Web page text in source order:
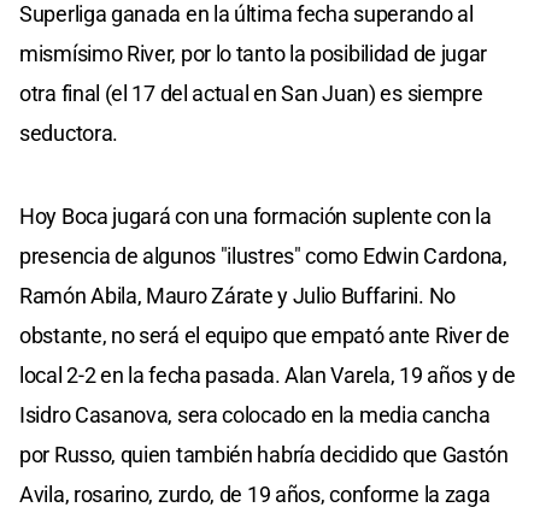
Superliga ganada en la última fecha superando al
mismísimo River, por lo tanto la posibilidad de jugar
otra final (el 17 del actual en San Juan) es siempre
seductora.
Hoy Boca jugará con una formación suplente con la
presencia de algunos "ilustres" como Edwin Cardona,
Ramón Abila, Mauro Zárate y Julio Buffarini. No
obstante, no será el equipo que empató ante River de
local 2-2 en la fecha pasada. Alan Varela, 19 años y de
Isidro Casanova, sera colocado en la media cancha
por Russo, quien también habría decidido que Gastón
Avila, rosarino, zurdo, de 19 años, conforme la zaga